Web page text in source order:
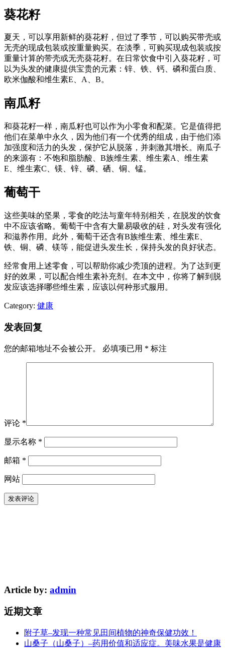
葵花籽
夏天，可以享用新鲜的葵花籽，但过了季节，可以购买带壳或
无壳的现成包装或按重量购买。在淡季，可购买现成包装或按
重量计算的带壳或无壳葵花籽。在日常饮食中引入葵花籽，可
以为头发的健康提供宝贵的元素：锌、铁、钙、磷和蛋白质、
欧米伽酸和维生素E、A、B。
南瓜籽
和葵花籽一样，南瓜籽也可以作为小零食和配菜。它是值得把
他们在菜单中永久，因为他们有一个优秀的组成，由于他们添
加强度和活力的头发，保护它从脱落，并刺激其增长。南瓜子
的来源有：不饱和脂肪酸、B族维生素、维生素A、维生素
E、维生素C、镁、锌、磷、硒、铜、锰。
葡萄干
这些美味的坚果，零食的吃法与童年特别相关，在脱发的饮食
中不应该省略。葡萄干中含有大量易吸收的硅，对头发有强化
和滋养作用。此外，葡萄干还含有B族维生素、维生素E、
铁、铜、磷、镁等，能促进头发生长，保持头发的良好状态。
经常食用上述零食，可以帮助你减少秃顶的进程。为了达到更
好的效果，可以配合维生素补充剂。在本文中，你将了解到脱
发应该选择哪些维生素，应该以何种形式服用。
Category: 健康
发表回复
您的邮箱地址不会被公开。 必填项已用 * 标注
评论 *
显示名称 *
邮箱 *
网站
Article by: admin
近期文章
附子草–发现一种常见田间植物的神奇保健功效！
山桑子（山桑子）–药用价值和适应症。美味水果是健康